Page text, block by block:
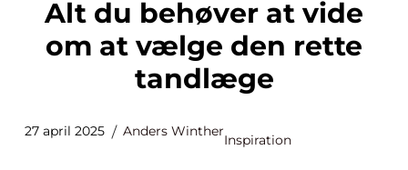
Alt du behøver at vide
om at vælge den rette
tandlæge
27 april 2025 Anders Winther
Inspiration